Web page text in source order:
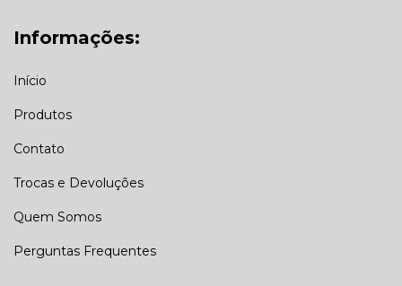
Informações:
Início
Produtos
Contato
Trocas e Devoluções
Quem Somos
Perguntas Frequentes